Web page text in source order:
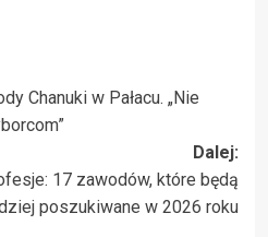
Chanuki w Pałacu. „Nie
Dalej:
17 zawodów, które będą
poszukiwane w 2026 roku